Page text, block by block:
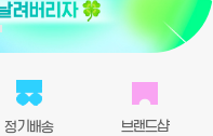
정기배송 브랜드샵